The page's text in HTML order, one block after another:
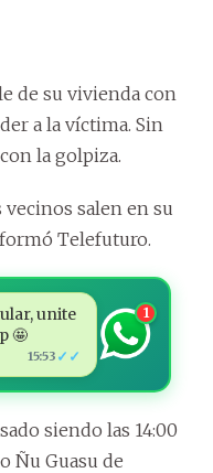
de su vivienda con
a la víctima. Sin
la golpiza.
salen en su
Telefuturo.
unite
🤩
15:53 ✓✓
1
siendo las 14:00
Ñu Guasu de